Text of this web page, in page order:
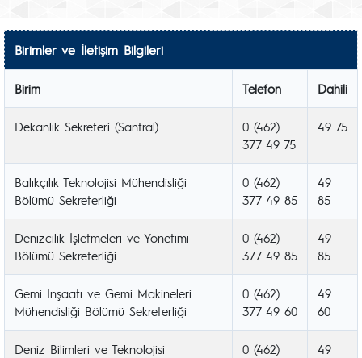
Birimler ve İletişim Bilgileri
Birim Telefon Dahili
Dekanlık Sekreteri (Santral)
0 (462)
377 49 75
49 75
Balıkçılık Teknolojisi Mühendisliği
Bölümü Sekreterliği
0 (462)
377 49 85
49
85
Denizcilik İşletmeleri ve Yönetimi
Bölümü Sekreterliği
0 (462)
377 49 85
49
85
Gemi İnşaatı ve Gemi Makineleri
Mühendisliği Bölümü Sekreterliği
0 (462)
377 49 60
49
60
Deniz Bilimleri ve Teknolojisi
0 (462)
49